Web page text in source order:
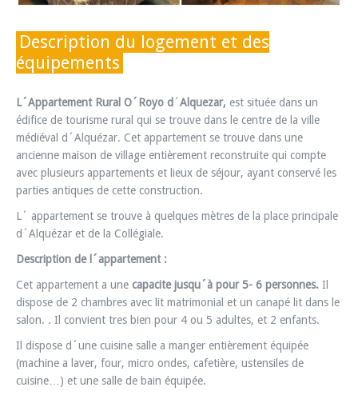
Description du logement et des
équipements
L´Appartement Rural O´Royo d ´Alquezar, est située dans un
édifice de tourisme rural qui se trouve dans le centre de la ville
médiéval d´Alquézar. Cet appartement se trouve dans une
ancienne maison de village entièrement reconstruite qui compte
avec plusieurs appartements et lieux de séjour, ayant conservé les
parties antiques de cette construction.
L´ appartement se trouve à quelques mètres de la place principale
d´Alquézar et de la Collégiale.
Description de l´appartement :
Cet appartement a une capacite jusqu´à pour 5- 6 personnes. Il
dispose de 2 chambres avec lit matrimonial et un canapé lit dans le
salon. . Il convient tres bien pour 4 ou 5 adultes, et 2 enfants.
Il dispose d´une cuisine salle a manger entièrement équipée
(machine a laver, four, micro ondes, cafetière, ustensiles de
cuisine…) et une salle de bain équipée.